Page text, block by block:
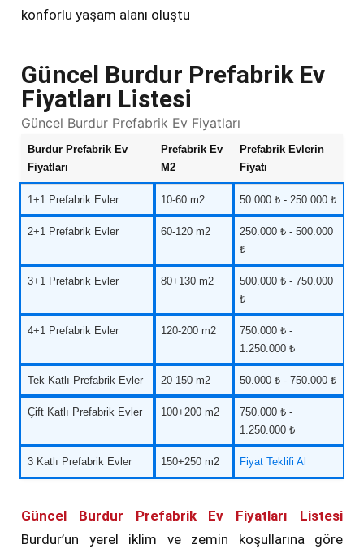
konforlu yaşam alanı oluştu
Güncel Burdur Prefabrik Ev
Fiyatları Listesi
Güncel Burdur Prefabrik Ev Fiyatları
Burdur Prefabrik Ev
Fiyatları
Prefabrik Ev
M2
Prefabrik Evlerin
Fiyatı
1+1 Prefabrik Evler 10-60 m2 50.000 ₺ - 250.000 ₺
2+1 Prefabrik Evler 60-120 m2
250.000 ₺ - 500.000
₺
3+1 Prefabrik Evler 80+130 m2
500.000 ₺ - 750.000
₺
4+1 Prefabrik Evler 120-200 m2
750.000 ₺ -
1.250.000 ₺
Tek Katlı Prefabrik Evler 20-150 m2 50.000 ₺ - 750.000 ₺
Çift Katlı Prefabrik Evler 100+200 m2
750.000 ₺ -
1.250.000 ₺
3 Katlı Prefabrik Evler 150+250 m2 Fiyat Teklifi Al
Güncel Burdur Prefabrik Ev Fiyatları Listesi
Burdur’un yerel iklim ve zemin koşullarına göre